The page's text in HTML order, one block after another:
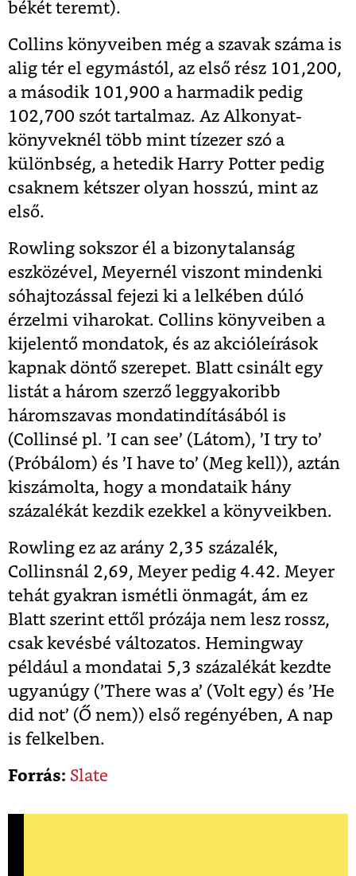
békét teremt).
Collins könyveiben még a szavak száma is
alig tér el egymástól, az első rész 101,200,
a második 101,900 a harmadik pedig
102,700 szót tartalmaz. Az Alkonyat-
könyveknél több mint tízezer szó a
különbség, a hetedik Harry Potter pedig
csaknem kétszer olyan hosszú, mint az
első.
Rowling sokszor él a bizonytalanság
eszközével, Meyernél viszont mindenki
sóhajtozással fejezi ki a lelkében dúló
érzelmi viharokat. Collins könyveiben a
kijelentő mondatok, és az akcióleírások
kapnak döntő szerepet. Blatt csinált egy
listát a három szerző leggyakoribb
háromszavas mondatindításából is
(Collinsé pl. ’I can see’ (Látom), ’I try to’
(Próbálom) és ’I have to’ (Meg kell)), aztán
kiszámolta, hogy a mondataik hány
százalékát kezdik ezekkel a könyveikben.
Rowling ez az arány 2,35 százalék,
Collinsnál 2,69, Meyer pedig 4.42. Meyer
tehát gyakran ismétli önmagát, ám ez
Blatt szerint ettől prózája nem lesz rossz,
csak kevésbé változatos. Hemingway
például a mondatai 5,3 százalékát kezdte
ugyanúgy (’There was a’ (Volt egy) és ’He
did not’ (Ő nem)) első regényében, A nap
is felkelben.
Forrás: Slate